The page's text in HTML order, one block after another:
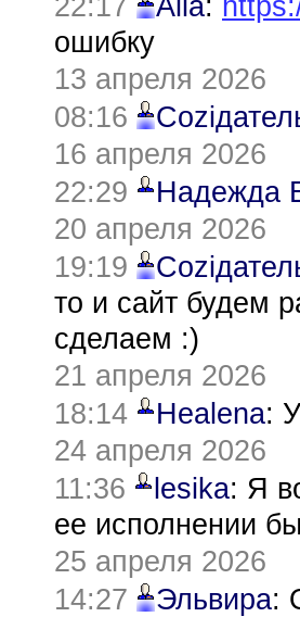
ошибку
13 апреля 2026
08:16
16 апреля 2026
22:29
Надежда
20 апреля 2026
19:19
то и сайт будем
сделаем :)
21 апреля 2026
18:14
Healena:
24 апреля 2026
11:36
lesika: Я
ее исполнении
25 апреля 2026
14:27
Эльвира: